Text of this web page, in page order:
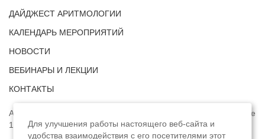
ДАЙДЖЕСТ АРИТМОЛОГИИ
КАЛЕНДАРЬ МЕРОПРИЯТИЙ
НОВОСТИ
ВЕБИНАРЫ И ЛЕКЦИИ
КОНТАКТЫ
Адрес: г. Москва, ул. Профсоюзная, д. 93А, этаж 4, помещение
1, комната 32.
Для улучшения работы настоящего веб-сайта и
удобства взаимодействия с его посетителями этот